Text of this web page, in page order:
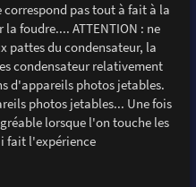
pas tout à fait à la
foudre.... ATTENTION : ne
pattes du condensateur, la
condensateur relativement
d'appareils photos jetables.
photos jetables... Une fois
lorsque l'on touche les
fait l'expérience